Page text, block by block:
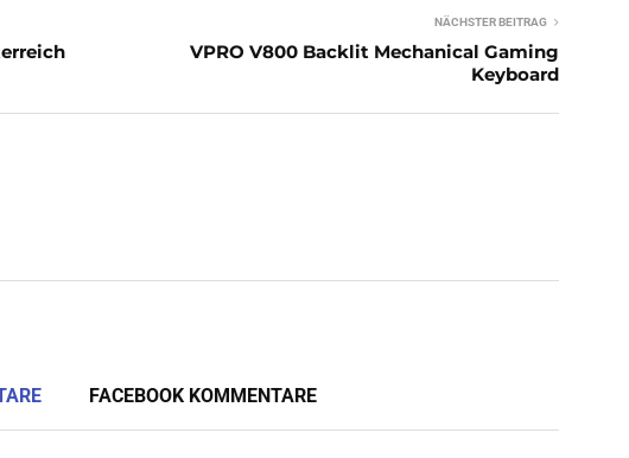
NÄCHSTER BEITRAG
VPRO V800 Backlit Mechanical Gaming
Keyboard
FACEBOOK KOMMENTARE